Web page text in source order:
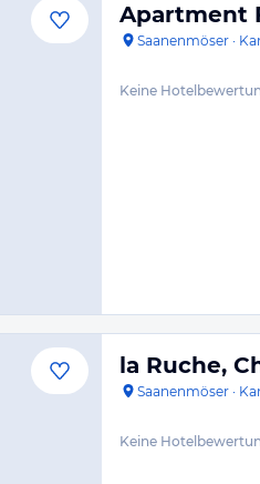
Apartment
Saanenmöser ·
Keine
la Ruche,
Saanenmöser ·
Keine